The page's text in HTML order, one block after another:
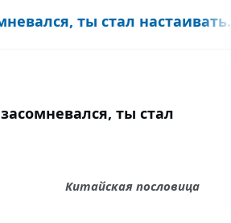
ты стал настаивать...
ты стал
Китайская пословица